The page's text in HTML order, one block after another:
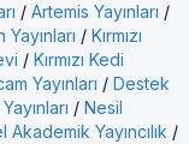
/ Artemis Yayınları /
Yayınları / Kırmızı
/ Kırmızı Kedi
Yayınları / Destek
/ Nesil
Akademik Yayıncılık /